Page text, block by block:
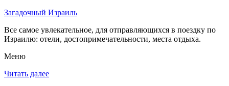
Загадочный Израиль
Все самое увлекательное, для отправляющихся в поездку по
Израилю: отели, достопримечательности, места отдыха.
Меню
Читать далее